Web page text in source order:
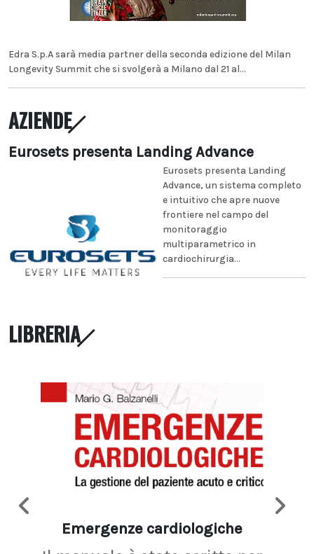
Edra S.p.A sarà media partner della seconda edizione del Milan
Longevity Summit che si svolgerà a Milano dal 21 al...
AZIENDE
Eurosets presenta Landing Advance
Eurosets presenta Landing
Advance, un sistema completo
e intuitivo che apre nuove
frontiere nel campo del
monitoraggio
multiparametrico in
cardiochirurgia...
LIBRERIA
Emergenze cardiologiche